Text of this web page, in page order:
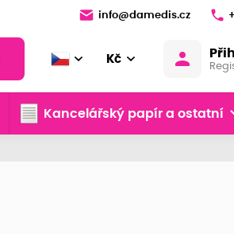
info@damedis.cz
Kč
Kancelářský papír a ostatní